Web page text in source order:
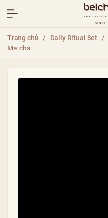
Trang chủ / Daily Ritual Set /
Matcha